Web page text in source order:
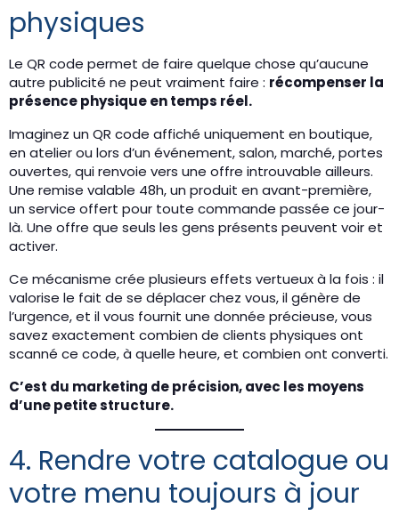
physiques
Le QR code permet de faire quelque chose qu’aucune
autre publicité ne peut vraiment faire : récompenser la
présence physique en temps réel.
Imaginez un QR code affiché uniquement en boutique,
en atelier ou lors d’un événement, salon, marché, portes
ouvertes, qui renvoie vers une offre introuvable ailleurs.
Une remise valable 48h, un produit en avant-première,
un service offert pour toute commande passée ce jour-
là. Une offre que seuls les gens présents peuvent voir et
activer.
Ce mécanisme crée plusieurs effets vertueux à la fois : il
valorise le fait de se déplacer chez vous, il génère de
l’urgence, et il vous fournit une donnée précieuse, vous
savez exactement combien de clients physiques ont
scanné ce code, à quelle heure, et combien ont converti.
C’est du marketing de précision, avec les moyens
d’une petite structure.
4. Rendre votre catalogue ou
votre menu toujours à jour